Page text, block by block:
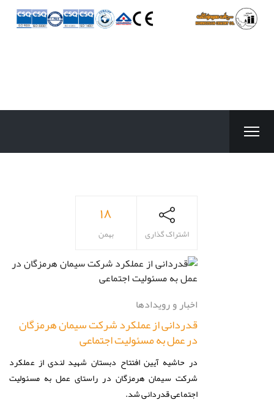
۱۸
بهمن اشتراک گذاری
اخبار و رویدادها
قدردانی از عملکرد شرکت سیمان هرمزگان
در عمل به مسئولیت اجتماعی
در حاشیه آیین افتتاح دبستان شهید لندی از عملکرد
شرکت سیمان هرمزگان در راستای عمل به مسئولیت
اجتماعی قدردانی شد.